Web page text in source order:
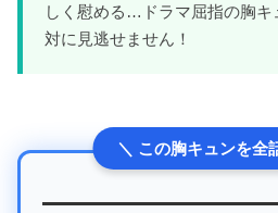
しく慰める…ドラマ屈指の胸キ
対に見逃せません！